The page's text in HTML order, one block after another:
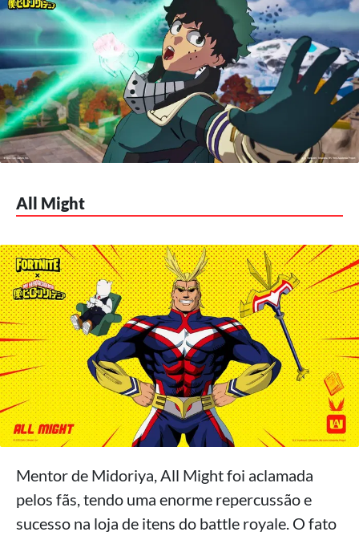
All Might
Mentor de Midoriya, All Might foi aclamada
pelos fãs, tendo uma enorme repercussão e
sucesso na loja de itens do battle royale. O fato